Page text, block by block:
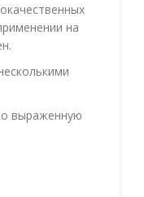
на
выраженную